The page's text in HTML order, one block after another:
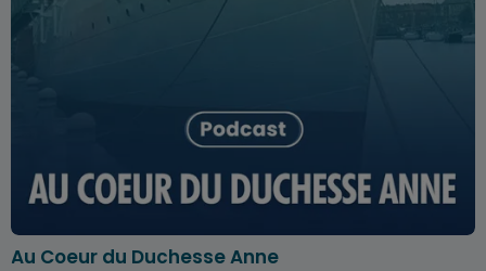
Au Coeur du Duchesse Anne